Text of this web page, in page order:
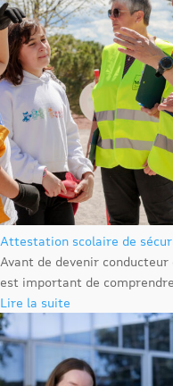
Attestation scolaire de
Avant de devenir
est important de
Lire la suite